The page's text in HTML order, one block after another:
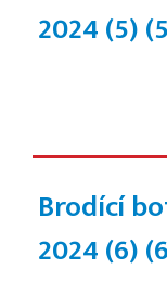
2024 (5)
Brodící
2024 (6)